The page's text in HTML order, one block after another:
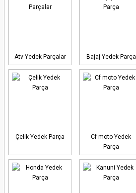
Atv Yedek Parçalar Bajaj Yedek Parça
Çelik Yedek Parça
Cf moto Yedek
Parça